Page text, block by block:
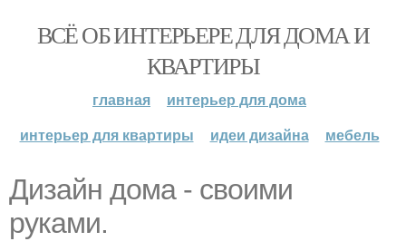
ВСЁ ОБ ИНТЕРЬЕРЕ ДЛЯ ДОМА И
КВАРТИРЫ
главная
интерьер для дома
интерьер для квартиры
идеи дизайна мебель
Дизайн дома - своими
руками.